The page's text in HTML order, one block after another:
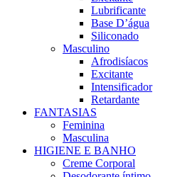
Lubrificante
Base D’água
Siliconado
Masculino
Afrodisíacos
Excitante
Intensificador
Retardante
FANTASIAS
Feminina
Masculina
HIGIENE E BANHO
Creme Corporal